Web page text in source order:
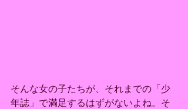
そんな女の子たちが、それまでの「少
年誌」で満足するはずがないよね。そ